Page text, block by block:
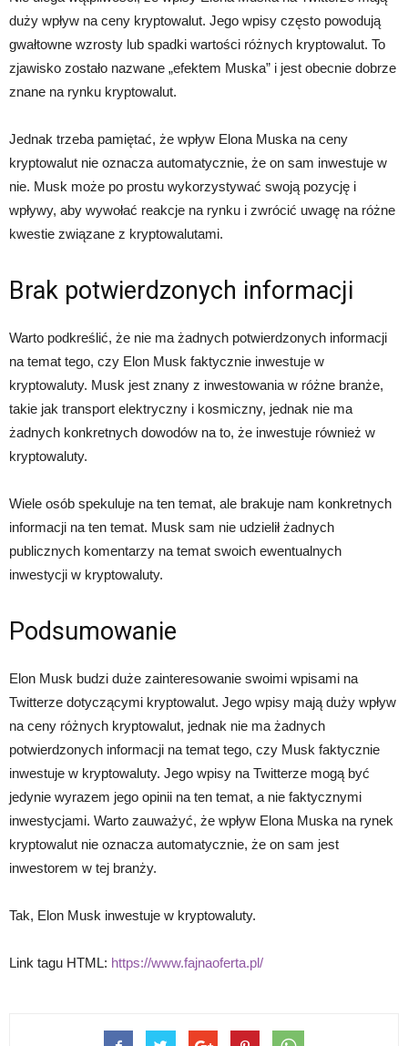
duży wpływ na ceny kryptowalut. Jego wpisy często powodują
gwałtowne wzrosty lub spadki wartości różnych kryptowalut. To
zjawisko zostało nazwane „efektem Muska” i jest obecnie dobrze
znane na rynku kryptowalut.
Jednak trzeba pamiętać, że wpływ Elona Muska na ceny
kryptowalut nie oznacza automatycznie, że on sam inwestuje w
nie. Musk może po prostu wykorzystywać swoją pozycję i
wpływy, aby wywołać reakcje na rynku i zwrócić uwagę na różne
kwestie związane z kryptowalutami.
Brak potwierdzonych informacji
Warto podkreślić, że nie ma żadnych potwierdzonych informacji
na temat tego, czy Elon Musk faktycznie inwestuje w
kryptowaluty. Musk jest znany z inwestowania w różne branże,
takie jak transport elektryczny i kosmiczny, jednak nie ma
żadnych konkretnych dowodów na to, że inwestuje również w
kryptowaluty.
Wiele osób spekuluje na ten temat, ale brakuje nam konkretnych
informacji na ten temat. Musk sam nie udzielił żadnych
publicznych komentarzy na temat swoich ewentualnych
inwestycji w kryptowaluty.
Podsumowanie
Elon Musk budzi duże zainteresowanie swoimi wpisami na
Twitterze dotyczącymi kryptowalut. Jego wpisy mają duży wpływ
na ceny różnych kryptowalut, jednak nie ma żadnych
potwierdzonych informacji na temat tego, czy Musk faktycznie
inwestuje w kryptowaluty. Jego wpisy na Twitterze mogą być
jedynie wyrazem jego opinii na ten temat, a nie faktycznymi
inwestycjami. Warto zauważyć, że wpływ Elona Muska na rynek
kryptowalut nie oznacza automatycznie, że on sam jest
inwestorem w tej branży.
Tak, Elon Musk inwestuje w kryptowaluty.
Link tagu HTML: https://www.fajnaoferta.pl/